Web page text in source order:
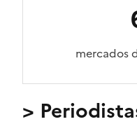
mercados
>